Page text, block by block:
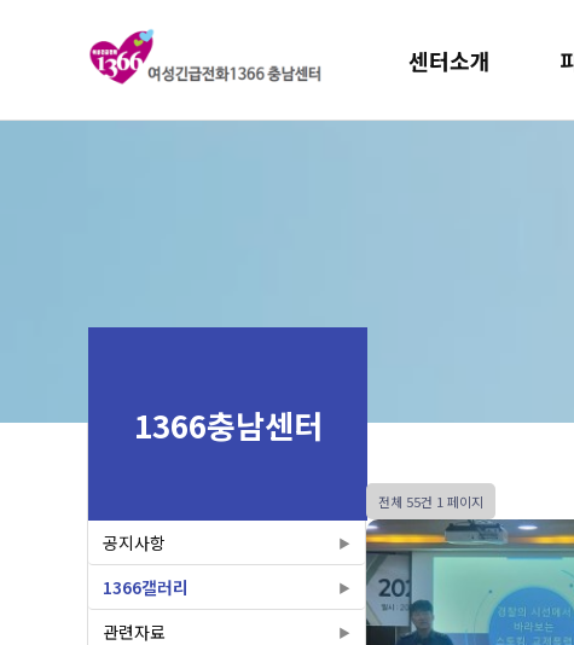
센터소개
1366충남센터
공지사항
1366갤러리
관련자료
전체 55건 1 페이지